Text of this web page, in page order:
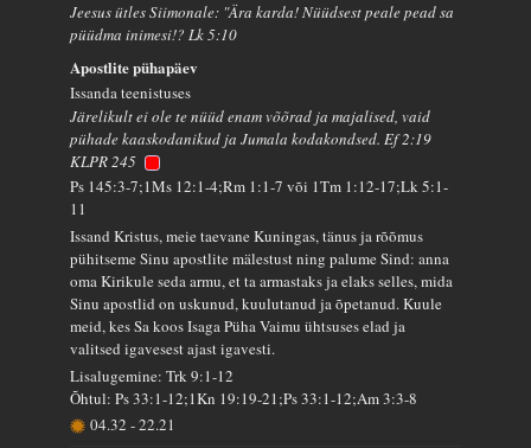
Jeesus ütles Siimonale: "Ära karda! Nüüdsest peale pead sa
püüdma inimesi!? Lk 5:10
Apostlite pühapäev
Issanda teenistuses
Järelikult ei ole te nüüd enam võõrad ja majalised, vaid
pühade kaaskodanikud ja Jumala kodakondsed. Ef 2:19
KLPR 245
Ps 145:3-7;1Ms 12:1-4;Rm 1:1-7 või 1Tm 1:12-17;Lk 5:1-
11
Issand Kristus, meie taevane Kuningas, tänus ja rõõmus
pühitseme Sinu apostlite mälestust ning palume Sind: anna
oma Kirikule seda armu, et ta armastaks ja elaks selles, mida
Sinu apostlid on uskunud, kuulutanud ja õpetanud. Kuule
meid, kes Sa koos Isaga Püha Vaimu ühtsuses elad ja
valitsed igavesest ajast igavesti.
Lisalugemine: Trk 9:1-12
Õhtul: Ps 33:1-12;1Kn 19:19-21;Ps 33:1-12;Am 3:3-8
04.32-22.21